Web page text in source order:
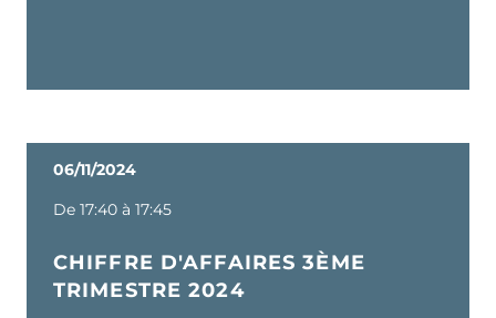
06/11/2024
De 17:40 à 17:45
CHIFFRE D'AFFAIRES 3ÈME
TRIMESTRE 2024